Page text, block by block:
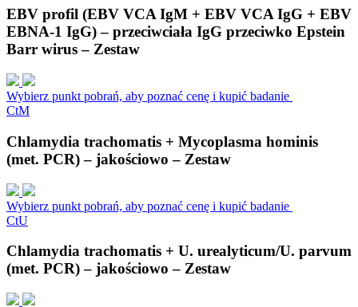
EBV profil (EBV VCA IgM + EBV VCA IgG + EBV
EBNA-1 IgG) – przeciwciała IgG przeciwko Epstein
Barr wirus – Zestaw
Wybierz punkt pobrań, aby poznać cenę i kupić badanie
CtM
Chlamydia trachomatis + Mycoplasma hominis
(met. PCR) – jakościowo – Zestaw
Wybierz punkt pobrań, aby poznać cenę i kupić badanie
CtU
Chlamydia trachomatis + U. urealyticum/U. parvum
(met. PCR) – jakościowo – Zestaw